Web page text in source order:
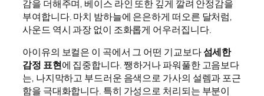
감을 더해주며, 베이스 라인 또한 깊게 깔려 안정감을
부여합니다. 마치 밤하늘에 은은하게 떠오른 달처럼,
사운드 역시 과장 없이 조화롭게 어우러집니다.
아이유의 보컬은 이 곡에서 그 어떤 기교보다섬세한
감정 표현에 집중합니다. 쨍하거나 파워풀한 고음보다
는, 나지막하고 부드러운 음색으로 가사의 설렘과 포근
함을 극대화합니다. 특히 가성으로 처리되는 부분이